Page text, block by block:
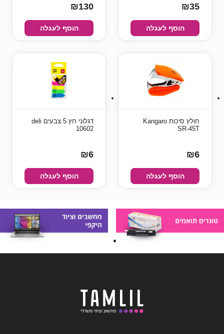
₪35
הוסף לעגלה
₪130
הוסף לעגלה
חולץ סיכות Kangaro
SR-45T
₪6
הוסף לעגלה
דגלוני חץ 5 צבעים deli
10602
₪6
הוסף לעגלה